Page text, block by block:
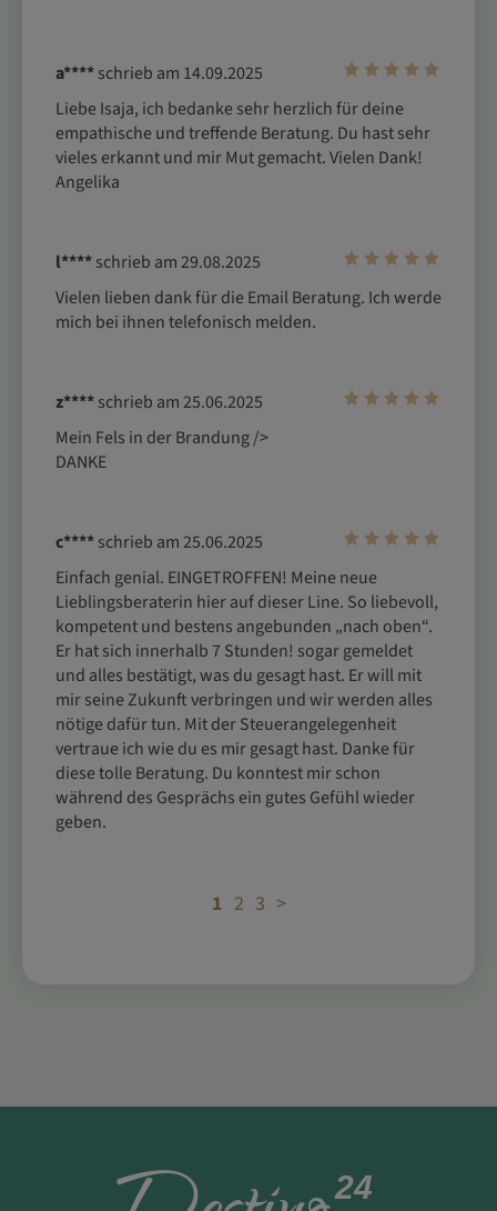
a****schrieb am 14.09.2025
Liebe Isaja, ich bedanke sehr herzlich für deine
empathische und treffende Beratung. Du hast sehr
vieles erkannt und mir Mut gemacht. Vielen Dank!
Angelika
l****schrieb am 29.08.2025
Vielen lieben dank für die Email Beratung. Ich werde
z****schrieb am 25.06.2025
Mein Fels in der Brandung />
DANKE
c****schrieb am 25.06.2025
Einfach genial. EINGETROFFEN! Meine neue
Lieblingsberaterin hier auf dieser Line. So liebevoll,
kompetent und bestens angebunden „nach oben“.
Er hat sich innerhalb 7 Stunden! sogar gemeldet
und alles bestätigt, was du gesagt hast. Er will mit
mir seine Zukunft verbringen und wir werden alles
nötige dafür tun. Mit der Steuerangelegenheit
vertraue ich wie du es mir gesagt hast. Danke für
diese tolle Beratung. Du konntest mir schon
während des Gesprächs ein gutes Gefühl wieder
geben.
1 2 3 >
24